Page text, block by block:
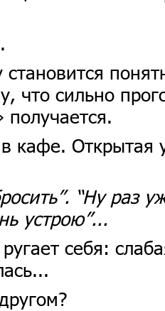
становится
что сильно
получается.
кафе. Открытая
“Ну раз
устрою”...
себя: